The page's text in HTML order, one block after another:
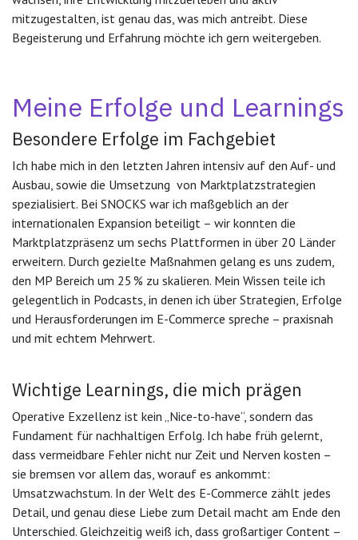
mitzugestalten, ist genau das, was mich antreibt. Diese
Begeisterung und Erfahrung möchte ich gern weitergeben.
Meine Erfolge und Learnings
Besondere Erfolge im Fachgebiet
Ich habe mich in den letzten Jahren intensiv auf den Auf- und
Ausbau, sowie die Umsetzung von Marktplatzstrategien
spezialisiert. Bei SNOCKS war ich maßgeblich an der
internationalen Expansion beteiligt – wir konnten die
Marktplatzpräsenz um sechs Plattformen in über 20 Länder
erweitern. Durch gezielte Maßnahmen gelang es uns zudem,
den MP Bereich um 25 % zu skalieren. Mein Wissen teile ich
gelegentlich in Podcasts, in denen ich über Strategien, Erfolge
und Herausforderungen im E-Commerce spreche – praxisnah
und mit echtem Mehrwert.
Wichtige Learnings, die mich prägen
Operative Exzellenz ist kein „Nice-to-have“, sondern das
Fundament für nachhaltigen Erfolg. Ich habe früh gelernt,
dass vermeidbare Fehler nicht nur Zeit und Nerven kosten –
sie bremsen vor allem das, worauf es ankommt:
Umsatzwachstum. In der Welt des E-Commerce zählt jedes
Detail, und genau diese Liebe zum Detail macht am Ende den
Unterschied. Gleichzeitig weiß ich, dass großartiger Content –